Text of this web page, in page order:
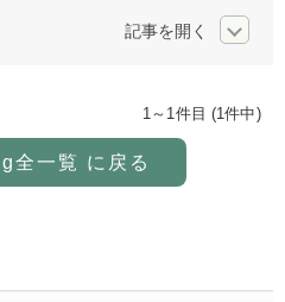
1～1件目 (1件中)
全一覧 に戻る